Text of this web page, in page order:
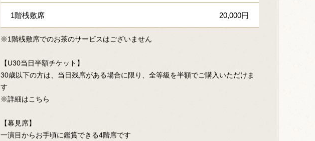
1階桟敷席 20,000円
※1階桟敷席でのお茶のサービスはございません
【U30当日半額チケット】
30歳以下の方は、当日残席がある場合に限り、全等級を半額でご購入いただけま
す
※詳細はこちら
【幕見席】
一演目からお手頃に鑑賞できる4階席です